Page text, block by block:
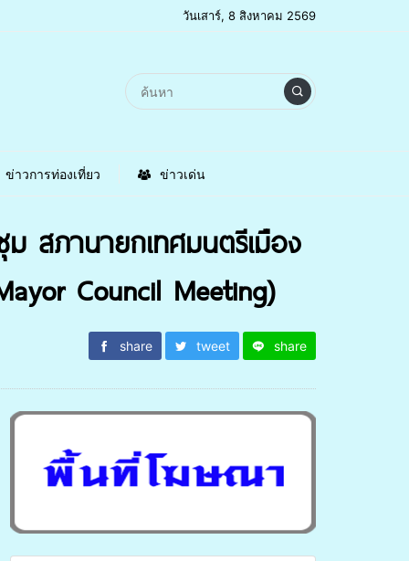
วันเสาร์, 8 สิงหาคม 2569
ข่าวการท่องเที่ยว ข่าวเด่น
สภานายกเทศมนตรีเมือง
Council Meeting)
share tweet share